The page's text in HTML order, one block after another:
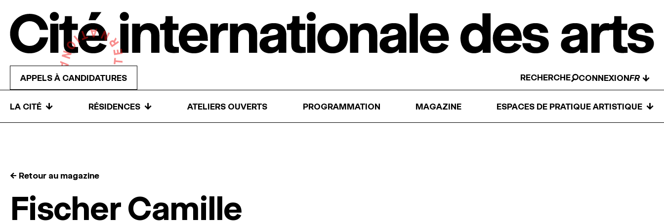
APPELS À CANDIDATURES RECHERCHE CONNEXION ↓
LA CITÉ ↓ RÉSIDENCES ↓ ATELIERS OUVERTS PROGRAMMATION MAGAZINE ESPACES DE PRATIQUE ARTISTIQUE ↓
← Retour au magazine
Fischer Camille